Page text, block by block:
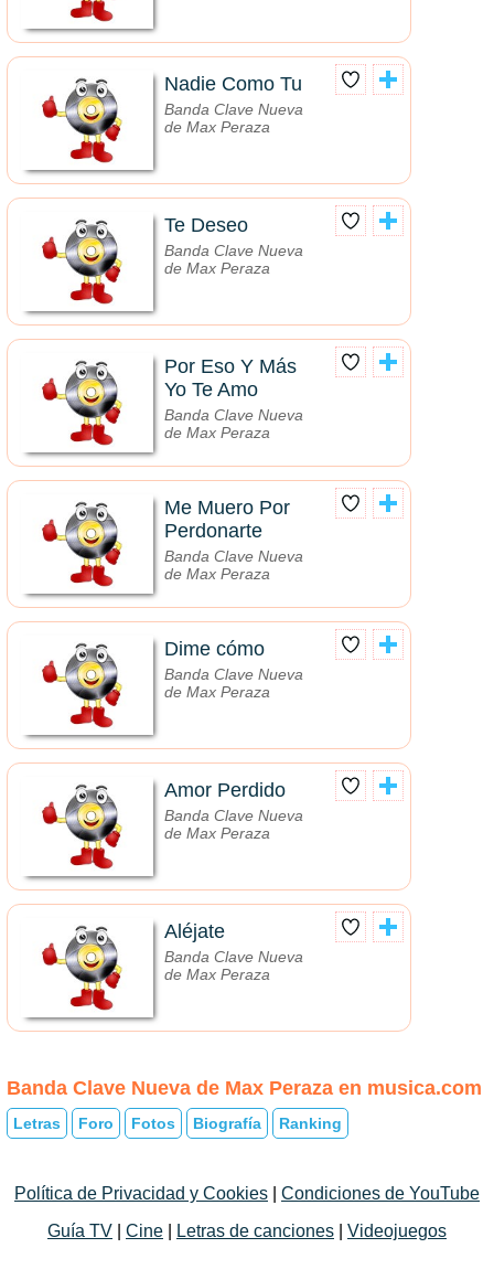
Nadie Como Tu
Banda Clave Nueva
de Max Peraza
Te Deseo
Banda Clave Nueva
de Max Peraza
Por Eso Y Más
Yo Te Amo
Banda Clave Nueva
de Max Peraza
Me Muero Por
Perdonarte
Banda Clave Nueva
de Max Peraza
Dime cómo
Banda Clave Nueva
de Max Peraza
Amor Perdido
Banda Clave Nueva
de Max Peraza
Aléjate
Banda Clave Nueva
de Max Peraza
Banda Clave Nueva de Max Peraza en musica.com
Letras Foro Fotos Biografía Ranking
Política de Privacidad y Cookies
Condiciones de YouTube
Guía TV
Cine Letras de canciones Videojuegos